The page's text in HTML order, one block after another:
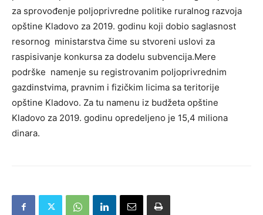
za sprovođenje poljoprivredne politike ruralnog razvoja
opštine Kladovo za 2019. godinu koji dobio saglasnost
resornog ministarstva čime su stvoreni uslovi za
raspisivanje konkursa za dodelu subvencija.Mere
podrške namenje su registrovanim poljoprivrednim
gazdinstvima, pravnim i fizičkim licima sa teritorije
opštine Kladovo. Za tu namenu iz budžeta opštine
Kladovo za 2019. godinu opredeljeno je 15,4 miliona
dinara.